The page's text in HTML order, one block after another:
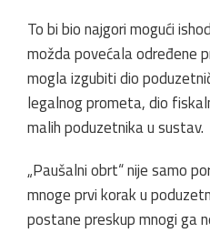
To bi bio najgori mogući
možda povećala određene
mogla izgubiti dio
legalnog prometa, dio
malih poduzetnika u sustav.
„Paušalni obrt“ nije samo
mnoge prvi korak u
postane preskup mnogi ga